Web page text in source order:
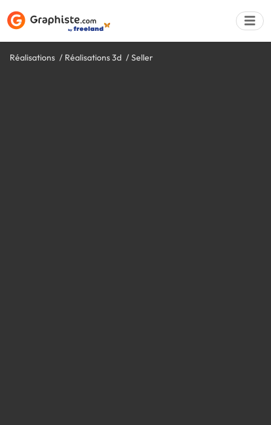
Réalisations Réalisations 3d Seller